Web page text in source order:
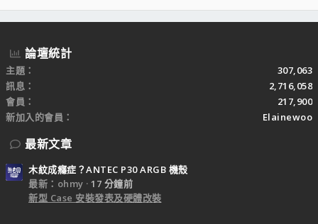
S
論壇統計
主題
307,063
訊息
2,716,058
會員
217,900
新加入的會員
Elainewoo
最新文章
木紋成癮症？ANTEC P30 ARGB 機殼
最新：ohmy
17 分鐘前
新型 Case 安裝發表及硬體改裝